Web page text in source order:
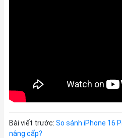
Bài viết trước: So sánh iPhone 16
nâng cấp?